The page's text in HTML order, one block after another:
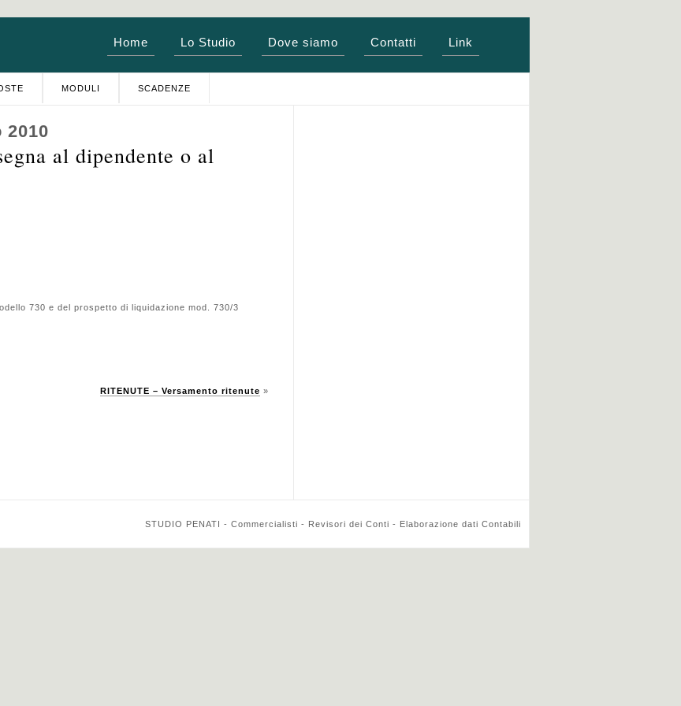
Home Lo Studio Dove siamo Contatti Link
MODULI SCADENZE
2010
al dipendente o al
730 e del prospetto di liquidazione mod. 730/3
RITENUTE – Versamento ritenute »
STUDIO PENATI - Commercialisti - Revisori dei Conti - Elaborazione dati Contabili